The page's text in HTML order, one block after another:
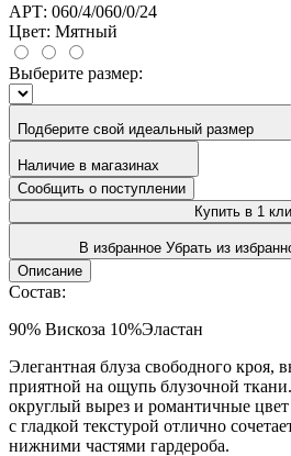
АРТ: 060/4/060/0/24
Цвет: Мятный
Выберите размер:
Подберите свой идеальный размер
Наличие в магазинах
Сообщить о поступлении
Купить в 1
В избранное Убрать из
Описание
Состав:
90% Вискоза 10%Эластан
Элегантная блуза свободного кроя,
приятной на ощупь блузочной
округлый вырез и романтичные
с гладкой текстурой отлично
нижними частями гардероба.